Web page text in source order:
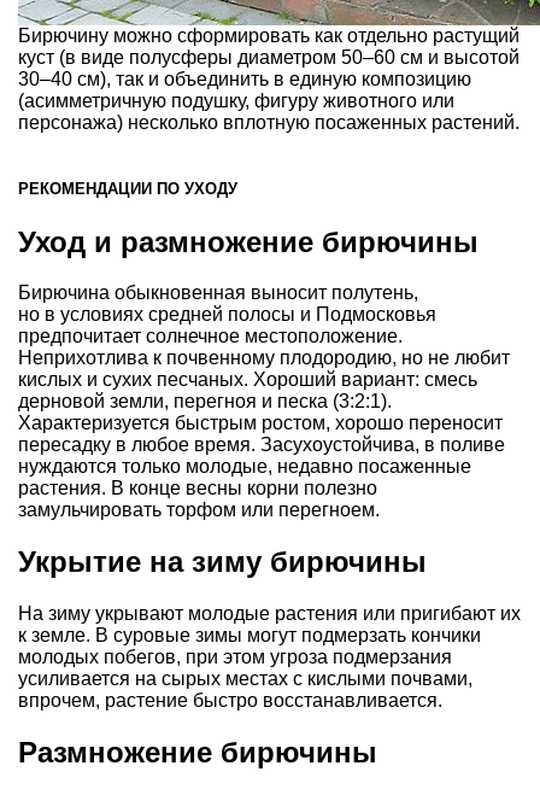
Бирючину можно сформировать как отдельно растущий
куст (в виде полусферы диаметром 50–60 см и высотой
30–40 см), так и объединить в единую композицию
(асимметричную подушку, фигуру животного или
персонажа) несколько вплотную посаженных растений.
РЕКОМЕНДАЦИИ ПО УХОДУ
Уход и размножение бирючины
Бирючина обыкновенная выносит полутень,
но в условиях средней полосы и Подмосковья
предпочитает солнечное местоположение.
Неприхотлива к почвенному плодородию, но не любит
кислых и сухих песчаных. Хороший вариант: смесь
дерновой земли, перегноя и песка (3:2:1).
Характеризуется быстрым ростом, хорошо переносит
пересадку в любое время. Засухоустойчива, в поливе
нуждаются только молодые, недавно посаженные
растения. В конце весны корни полезно
замульчировать торфом или перегноем.
Укрытие на зиму бирючины
На зиму укрывают молодые растения или пригибают их
к земле. В суровые зимы могут подмерзать кончики
молодых побегов, при этом угроза подмерзания
усиливается на сырых местах с кислыми почвами,
впрочем, растение быстро восстанавливается.
Размножение бирючины